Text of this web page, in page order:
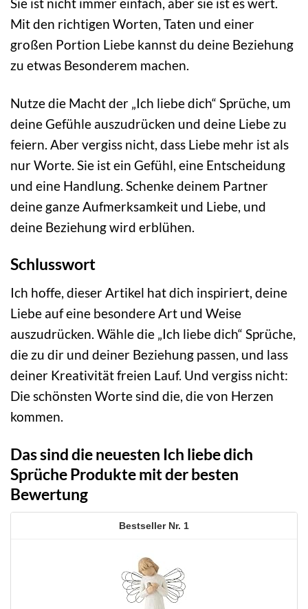
Mit den richtigen Worten, Taten und einer
großen Portion Liebe kannst du deine Beziehung
zu etwas Besonderem machen.
Nutze die Macht der „Ich liebe dich“ Sprüche, um
deine Gefühle auszudrücken und deine Liebe zu
feiern. Aber vergiss nicht, dass Liebe mehr ist als
nur Worte. Sie ist ein Gefühl, eine Entscheidung
und eine Handlung. Schenke deinem Partner
deine ganze Aufmerksamkeit und Liebe, und
deine Beziehung wird erblühen.
Schlusswort
Ich hoffe, dieser Artikel hat dich inspiriert, deine
Liebe auf eine besondere Art und Weise
auszudrücken. Wähle die „Ich liebe dich“ Sprüche,
die zu dir und deiner Beziehung passen, und lass
deiner Kreativität freien Lauf. Und vergiss nicht:
Die schönsten Worte sind die, die von Herzen
kommen.
Das sind die neuesten Ich liebe dich
Sprüche Produkte mit der besten
Bewertung
1